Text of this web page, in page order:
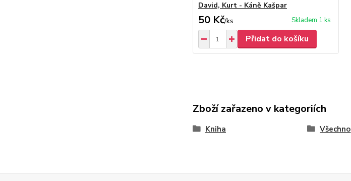
David, Kurt - Káně Kašpar
50 Kč/ks Skladem 1 ks
Přidat do košíku
Zboží zařazeno v kategoriích
Kniha Všechno